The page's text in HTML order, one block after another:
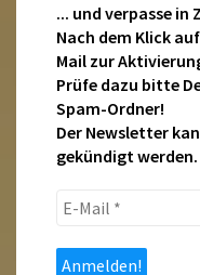
... und verpasse in
Nach dem Klick
Mail zur
Prüfe dazu bitte
Spam-Ordner!
Der Newsletter
gekündigt werden.
E-
*